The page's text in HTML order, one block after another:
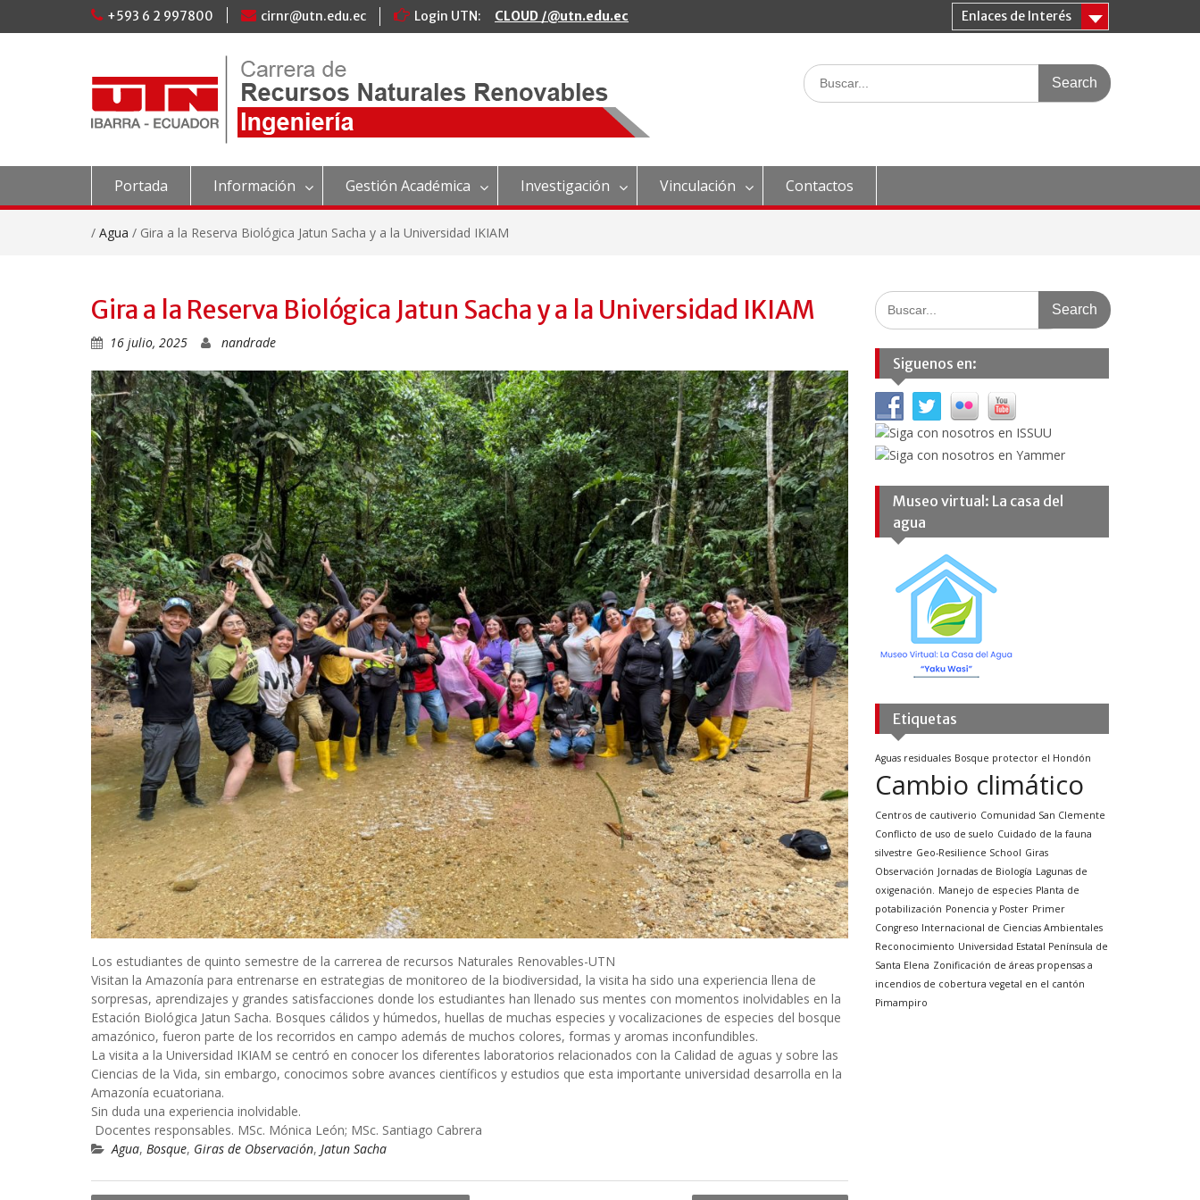
+593 6 2 997800 cirnr@utn.edu.ec Login UTN: CLOUD /@utn.edu.ec Enlaces de Interés
Search
for:
Portada Información Gestión Académica Investigación Vinculación Contactos
/ Agua / Gira a la Reserva Biológica Jatun Sacha y a la Universidad IKIAM
Gira a la Reserva Biológica Jatun Sacha y a la Universidad IKIAM
16 julio, 2025 nandrade
Los estudiantes de quinto semestre de la carrerea de recursos Naturales Renovables-UTN
Visitan la Amazonía para entrenarse en estrategias de monitoreo de la biodiversidad, la visita ha sido una experiencia llena de
sorpresas, aprendizajes y grandes satisfacciones donde los estudiantes han llenado sus mentes con momentos inolvidables en la
Estación Biológica Jatun Sacha. Bosques cálidos y húmedos, huellas de muchas especies y vocalizaciones de especies del bosque
amazónico, fueron parte de los recorridos en campo además de muchos colores, formas y aromas inconfundibles.
La visita a la Universidad IKIAM se centró en conocer los diferentes laboratorios relacionados con la Calidad de aguas y sobre las
Ciencias de la Vida, sin embargo, conocimos sobre avances científicos y estudios que esta importante universidad desarrolla en la
Amazonía ecuatoriana.
Sin duda una experiencia inolvidable.
Docentes responsables. MSc. Mónica León; MSc. Santiago Cabrera
Agua, Bosque, Giras de Observación, Jatun Sacha
Search
for:
Siguenos en:
Museo virtual: La casa del
agua
Etiquetas
Aguas residuales Bosque protector el Hondón
Cambio climático
Centros de cautiverio Comunidad San Clemente
Conflicto de uso de suelo Cuidado de la fauna
silvestre Geo-Resilience School Giras
Observación Jornadas de Biología Lagunas de
oxigenación.
Manejo de especies Planta de
potabilización Ponencia y Poster Primer
Congreso Internacional de Ciencias Ambientales
Reconocimiento Universidad Estatal Península de
Santa Elena Zonificación de áreas propensas a
incendios de cobertura vegetal en el cantón
Pimampiro